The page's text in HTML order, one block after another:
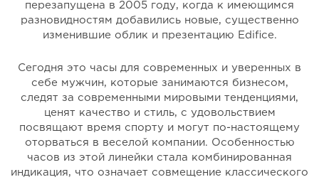
перезапущена в 2005 году, когда к имеющимся
разновидностям добавились новые, существенно
изменившие облик и презентацию Edifice.
Сегодня это часы для современных и уверенных в
себе мужчин, которые занимаются бизнесом,
следят за современными мировыми тенденциями,
ценят качество и стиль, с удовольствием
посвящают время спорту и могут по-настоящему
оторваться в веселой компании. Особенностью
часов из этой линейки стала комбинированная
индикация, что означает совмещение классического